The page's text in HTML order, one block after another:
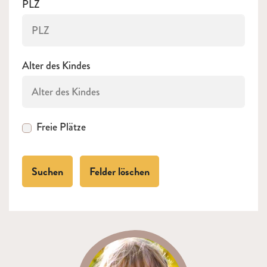
PLZ
Alter des Kindes
Freie Plätze
Suchen Felder löschen